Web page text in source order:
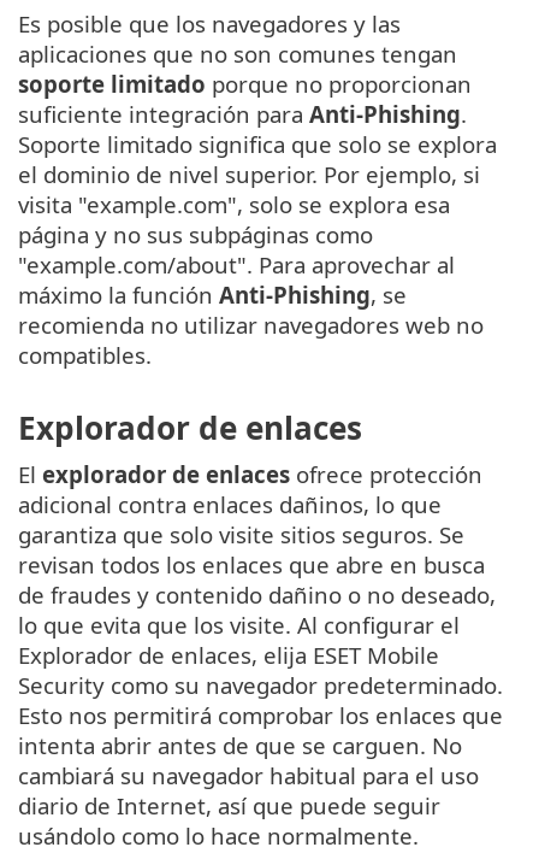
Es posible que los navegadores y las
aplicaciones que no son comunes tengan
soporte limitado porque no proporcionan
suficiente integración para Anti-Phishing.
Soporte limitado significa que solo se explora
el dominio de nivel superior. Por ejemplo, si
visita "example.com", solo se explora esa
página y no sus subpáginas como
"example.com/about". Para aprovechar al
máximo la función Anti-Phishing, se
recomienda no utilizar navegadores web no
compatibles.
Explorador de enlaces
El explorador de enlaces ofrece protección
adicional contra enlaces dañinos, lo que
garantiza que solo visite sitios seguros. Se
revisan todos los enlaces que abre en busca
de fraudes y contenido dañino o no deseado,
lo que evita que los visite. Al configurar el
Explorador de enlaces, elija ESET Mobile
Security como su navegador predeterminado.
Esto nos permitirá comprobar los enlaces que
intenta abrir antes de que se carguen. No
cambiará su navegador habitual para el uso
diario de Internet, así que puede seguir
usándolo como lo hace normalmente.